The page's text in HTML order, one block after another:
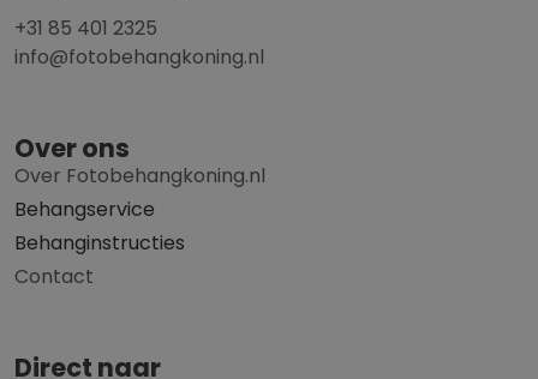
+31 85 401 2325
info@fotobehangkoning.nl
Over ons
Over Fotobehangkoning.nl
Behangservice
Behanginstructies
Contact
Direct naar